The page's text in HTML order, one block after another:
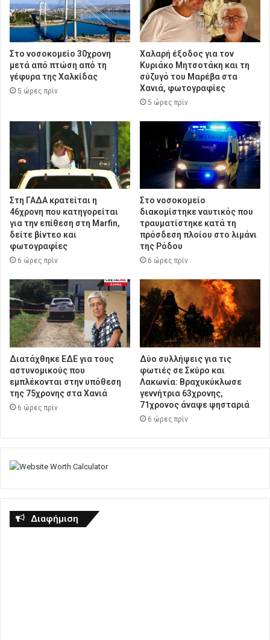
Στο νοσοκομείο 30χρονη
μετά από πτώση από τη
γέφυρα της Χαλκίδας
5 ώρες πρίν
Χαλαρή έξοδος για τον
Κυριάκο Μητσοτάκη και τη
σύζυγό του Μαρέβα στα
Χανιά, φωτογραφίες
5 ώρες πρίν
Στη ΓΑΔΑ κρατείται η
46χρονη που κατηγορείται
για την επίθεση στη Marfin,
δείτε βίντεο και
φωτογραφίες
6 ώρες πρίν
Στο νοσοκομείο
διακομίστηκε ναυτικός που
τραυματίστηκε κατά τη
πρόσδεση πλοίου στο λιμάνι
της Ρόδου
6 ώρες πρίν
Διατάχθηκε ΕΔΕ για τους
αστυνομικούς που
εμπλέκονται στην υπόθεση
της 75χρονης στα Χανιά
6 ώρες πρίν
Δύο συλλήψεις για τις
φωτιές σε Σκύρο και
Λακωνία: Βραχυκύκλωσε
γεννήτρια 63χρονης,
71χρονος άναψε ψησταριά
6 ώρες πρίν
Διαφήμιση